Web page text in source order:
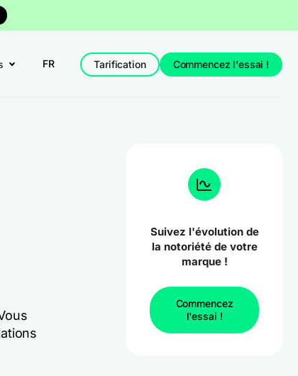
FR Tarification Commencez l'essai !
Suivez l'évolution de
la notoriété de votre
marque !
Commencez
l'essai !